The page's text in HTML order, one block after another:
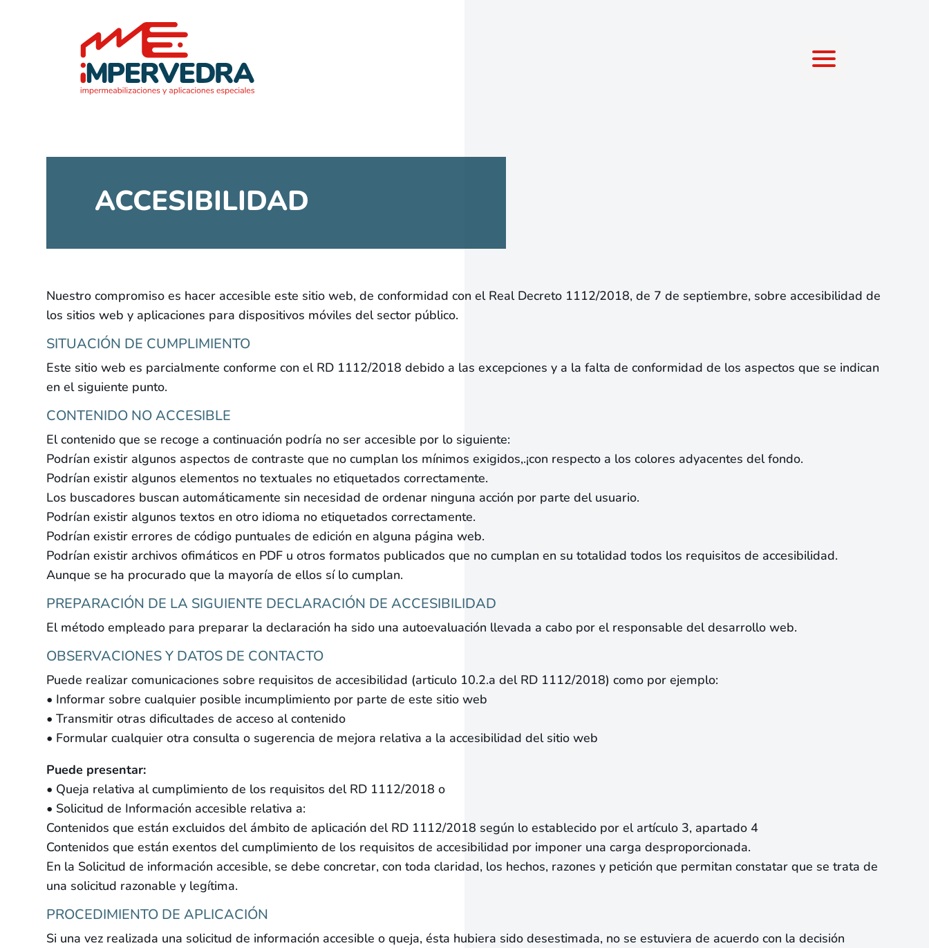
ACCESIBILIDAD
Nuestro compromiso es hacer accesible este sitio web, de conformidad con el Real Decreto 1112/2018, de 7 de septiembre, sobre accesibilidad de
los sitios web y aplicaciones para dispositivos móviles del sector público.
SITUACIÓN DE CUMPLIMIENTO
Este sitio web es parcialmente conforme con el RD 1112/2018 debido a las excepciones y a la falta de conformidad de los aspectos que se indican
en el siguiente punto.
CONTENIDO NO ACCESIBLE
El contenido que se recoge a continuación podría no ser accesible por lo siguiente:
Podrían existir algunos aspectos de contraste que no cumplan los mínimos exigidos,.¡con respecto a los colores adyacentes del fondo.
Podrían existir algunos elementos no textuales no etiquetados correctamente.
Los buscadores buscan automáticamente sin necesidad de ordenar ninguna acción por parte del usuario.
Podrían existir algunos textos en otro idioma no etiquetados correctamente.
Podrían existir errores de código puntuales de edición en alguna página web.
Podrían existir archivos ofimáticos en PDF u otros formatos publicados que no cumplan en su totalidad todos los requisitos de accesibilidad.
Aunque se ha procurado que la mayoría de ellos sí lo cumplan.
PREPARACIÓN DE LA SIGUIENTE DECLARACIÓN DE ACCESIBILIDAD
El método empleado para preparar la declaración ha sido una autoevaluación llevada a cabo por el responsable del desarrollo web.
OBSERVACIONES Y DATOS DE CONTACTO
Puede realizar comunicaciones sobre requisitos de accesibilidad (articulo 10.2.a del RD 1112/2018) como por ejemplo:
• Informar sobre cualquier posible incumplimiento por parte de este sitio web
• Transmitir otras dificultades de acceso al contenido
• Formular cualquier otra consulta o sugerencia de mejora relativa a la accesibilidad del sitio web
Puede presentar:
• Queja relativa al cumplimiento de los requisitos del RD 1112/2018 o
• Solicitud de Información accesible relativa a:
Contenidos que están excluidos del ámbito de aplicación del RD 1112/2018 según lo establecido por el artículo 3, apartado 4
Contenidos que están exentos del cumplimiento de los requisitos de accesibilidad por imponer una carga desproporcionada.
En la Solicitud de información accesible, se debe concretar, con toda claridad, los hechos, razones y petición que permitan constatar que se trata de
una solicitud razonable y legítima.
PROCEDIMIENTO DE APLICACIÓN
Si una vez realizada una solicitud de información accesible o queja, ésta hubiera sido desestimada, no se estuviera de acuerdo con la decisión